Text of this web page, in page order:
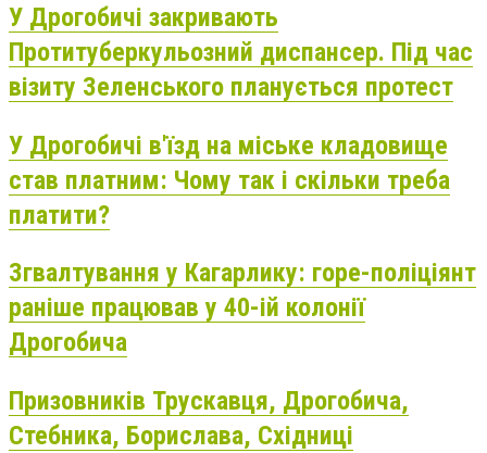
У Дрогобичі закривають
Протитуберкульозний диспансер. Під час
візиту Зеленського планується протест
У Дрогобичі в'їзд на міське кладовище
став платним: Чому так і скільки треба
платити?
Згвалтування у Кагарлику: горе-поліціянт
раніше працював у 40-ій колонії
Дрогобича
Призовників Трускавця, Дрогобича,
Стебника, Борислава, Східниці